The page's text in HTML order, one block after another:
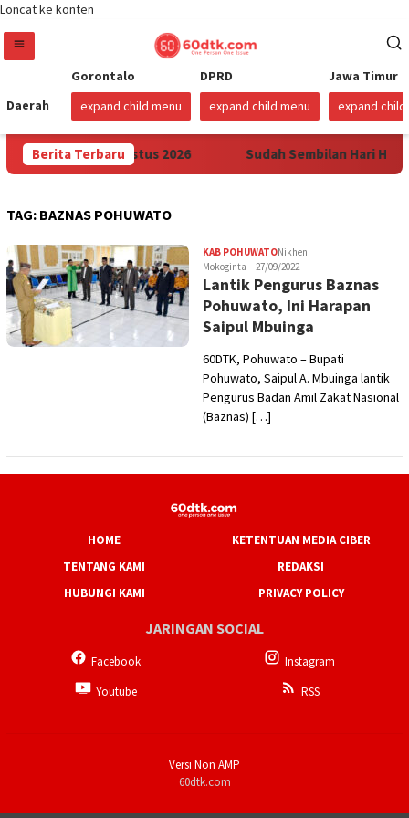
Loncat ke konten
Daerah
Gorontalo
expand child menu
DPRD
expand child menu
Jawa Timur
expand child
Berita Terbaru
Mulai 1 Agustus 2026 Sudah Sembilan Hari
TAG: BAZNAS POHUWATO
KAB POHUWATONikhen
Mokoginta
27/09/2022
Lantik Pengurus Baznas
Pohuwato, Ini Harapan
Saipul Mbuinga
60DTK, Pohuwato – Bupati
Pohuwato, Saipul A. Mbuinga lantik
Pengurus Badan Amil Zakat Nasional
(Baznas) […]
HOME
KETENTUAN MEDIA CIBER
TENTANG KAMI
REDAKSI
HUBUNGI KAMI
PRIVACY POLICY
JARINGAN SOCIAL
Facebook
Instagram
Youtube
RSS
Versi Non AMP
60dtk.com